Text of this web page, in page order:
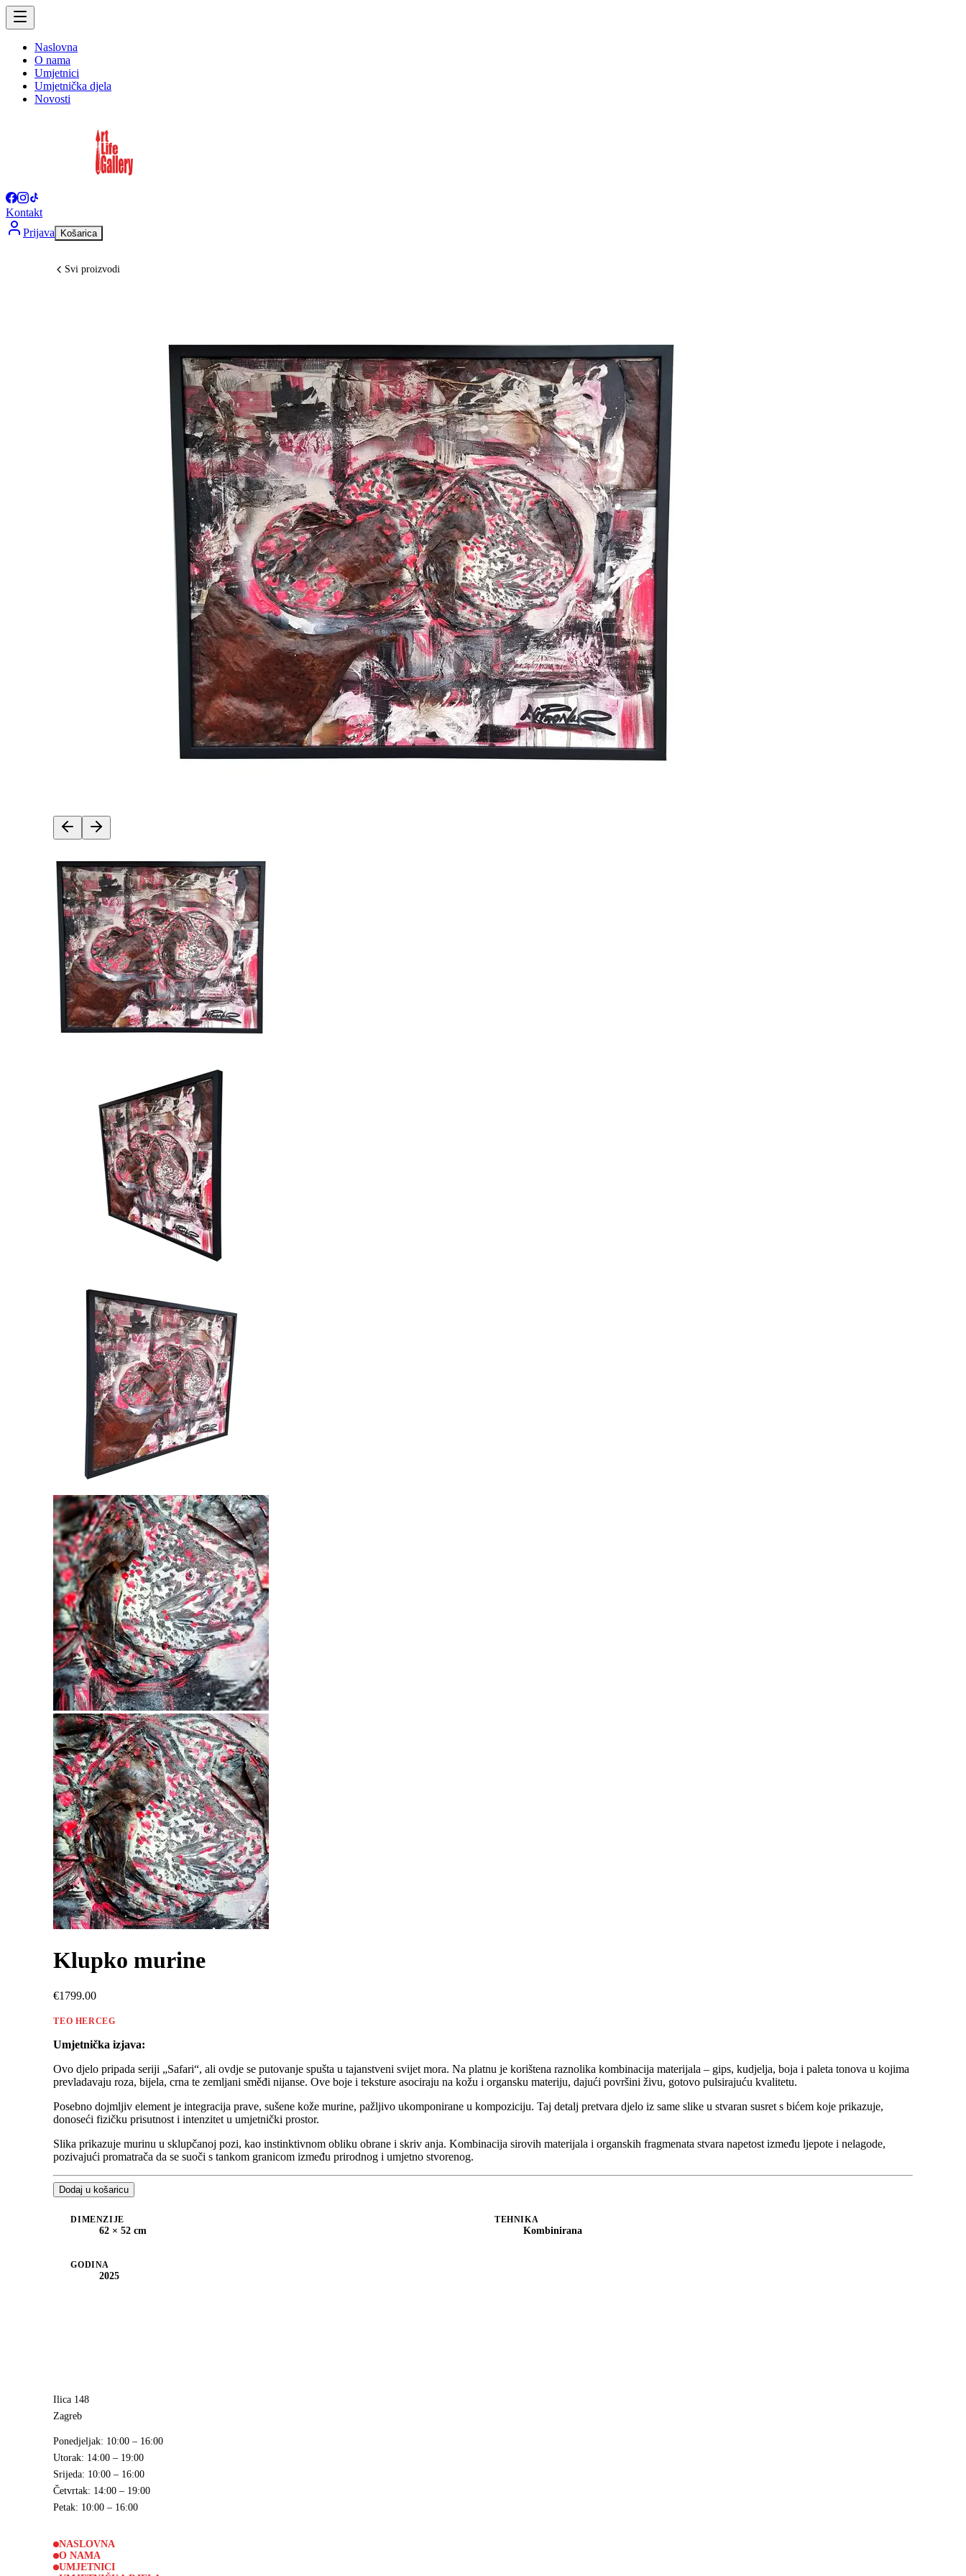
Naslovna
O nama
Umjetnici
Umjetnička djela
Novosti
Kontakt
Prijava
Košarica
Svi proizvodi
Klupko murine
€1799.00
TEO HERCEG
Umjetnička izjava:
Ovo djelo pripada seriji „Safari“, ali ovdje se putovanje spušta u tajanstveni svijet mora. Na platnu je korištena raznolika kombinacija materijala – gips, kudjelja, boja i paleta tonova u kojima
prevladavaju roza, bijela, crna te zemljani směđi nijanse. Ove boje i teksture asociraju na kožu i organsku materiju, dajući površini živu, gotovo pulsirajuću kvalitetu.
Posebno dojmljiv element je integracija prave, sušene kože murine, pažljivo ukomponirane u kompoziciju. Taj detalj pretvara djelo iz same slike u stvaran susret s bićem koje prikazuje,
donoseći fizičku prisutnost i intenzitet u umjetnički prostor.
Slika prikazuje murinu u sklupčanoj pozi, kao instinktivnom obliku obrane i skriv anja. Kombinacija sirovih materijala i organskih fragmenata stvara napetost između ljepote i nelagode,
pozivajući promatrača da se suoči s tankom granicom između prirodnog i umjetno stvorenog.
Dodaj u košaricu
DIMENZIJE
62 × 52 cm
TEHNIKA
Kombinirana
GODINA
2025
Ilica 148
Zagreb
Ponedjeljak: 10:00 – 16:00
Utorak: 14:00 – 19:00
Srijeda: 10:00 – 16:00
Četvrtak: 14:00 – 19:00
Petak: 10:00 – 16:00
NASLOVNA
O NAMA
UMJETNICI